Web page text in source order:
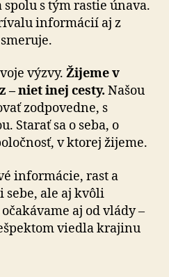
spolu s tým rastie únava.
informácií aj z
výzvy. Žijeme v
– niet inej cesty. Našou
zodpovedne, s
Starať sa o se­ba, o
v ktorej žijeme.
informácie, rast a
sebe, ale aj kvôli
aj od vlády –
viedla krajinu